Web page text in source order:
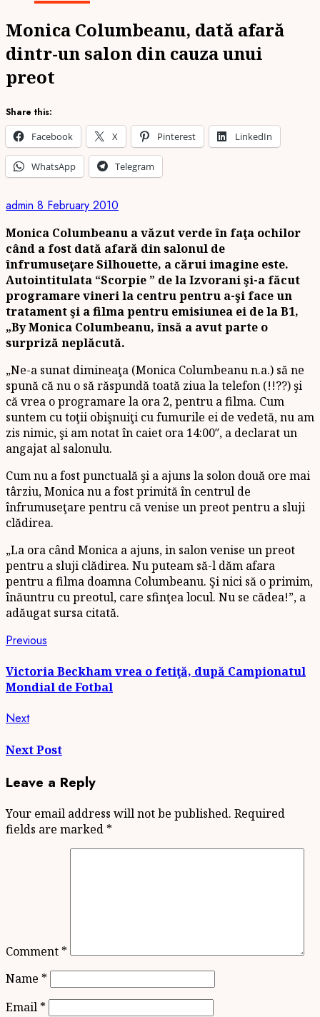
Monica Columbeanu, dată afară
dintr-un salon din cauza unui
preot
Share this:
Facebook
X Pinterest LinkedIn
WhatsApp Telegram
admin 8 February 2010
Monica Columbeanu a văzut verde în faţa ochilor
când a fost dată afară din salonul de
înfrumuseţare Silhouette, a cărui imagine este.
Autointitulata “Scorpie ” de la Izvorani şi-a făcut
programare vineri la centru pentru a-şi face un
tratament şi a filma pentru emisiunea ei de la B1,
„By Monica Columbeanu, însă a avut parte o
surpriză neplăcută.
„Ne-a sunat dimineaţa (Monica Columbeanu n.a.) să ne
spună că nu o să răspundă toată ziua la telefon (!!??) şi
că vrea o programare la ora 2, pentru a filma. Cum
suntem cu toţii obişnuiţi cu fumurile ei de vedetă, nu am
zis nimic, şi am notat în caiet ora 14:00″, a declarat un
angajat al salonulu.
Cum nu a fost punctuală şi a ajuns la solon două ore mai
târziu, Monica nu a fost primită în centrul de
înfrumuseţare pentru că venise un preot pentru a sluji
clădirea.
„La ora când Monica a ajuns, in salon venise un preot
pentru a sluji clădirea. Nu puteam să-l dăm afara
pentru a filma doamna Columbeanu. Şi nici să o primim,
înăuntru cu preotul, care sfinţea locul. Nu se cădea!”, a
adăugat sursa citată.
Continue
Reading
Previous
Victoria Beckham vrea o fetiţă, după Campionatul
Mondial de Fotbal
NextNext
Next Post
Leave a Reply
Your email address will not be published. Required
fields are marked *
Comment *
Name *
Email *